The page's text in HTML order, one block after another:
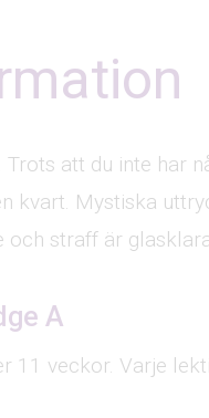
Trots att du inte har
kvart. Mystiska
straff är
A
11 veckor. Varje